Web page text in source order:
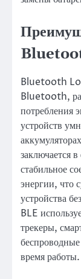
Bluetooth
Bluetooth,
потребления
устройств
заключается
стабильное
энергии, что
устройства
BLE
трекеры,
время работы.